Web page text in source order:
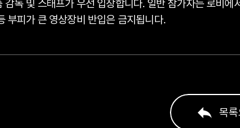
독 및 스태프가 우선 입장합니다. 일반 참가자는 로비
부피가 큰 영상장비 반입은 금지됩니다.
목